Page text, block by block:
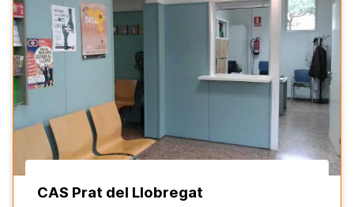
CAS Prat del Llobregat